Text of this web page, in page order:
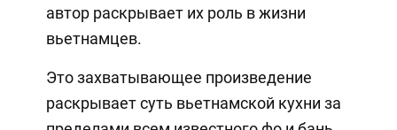
автор раскрывает их роль в жизни
вьетнамцев.
Это захватывающее произведение
раскрывает суть вьетнамской кухни за